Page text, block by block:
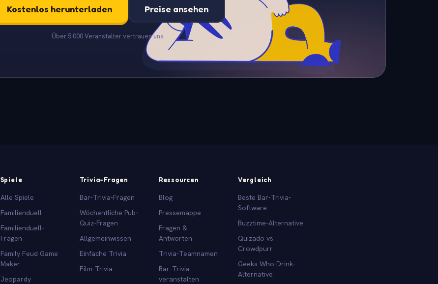
Kostenlos herunterladen Preise ansehen
Über 5.000 Veranstalter vertrauen uns
Spiele
Alle Spiele
Familienduell
Familienduell-
Fragen
Family Feud Game
Maker
Jeopardy
Trivia-Fragen
Bar-Trivia-Fragen
Wöchentliche Pub-
Quiz-Fragen
Allgemeinwissen
Einfache Trivia
Film-Trivia
Ressourcen
Blog
Pressemappe
Fragen &
Antworten
Trivia-Teamnamen
Bar-Trivia
veranstalten
Vergleich
Beste Bar-Trivia-
Software
Buzztime-Alternative
Quizado vs
Crowdpurr
Geeks Who Drink-
Alternative